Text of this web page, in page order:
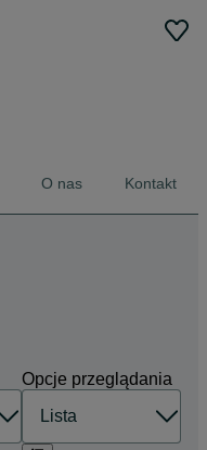
O nas Kontakt
Opcje przeglądania